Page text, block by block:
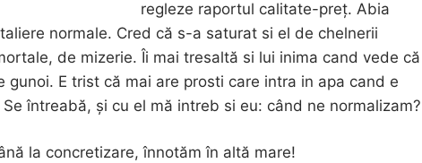
regleze raportul calitate-preț. Abia
normale. Cred că s-a saturat si el de chelnerii
de mizerie. Îi mai tresaltă si lui inima cand vede că
gunoi. E trist că mai are prosti care intra in apa cand e
întreabă, și cu el mă intreb si eu: când ne normalizam?
la concretizare, înnotăm în altă mare!